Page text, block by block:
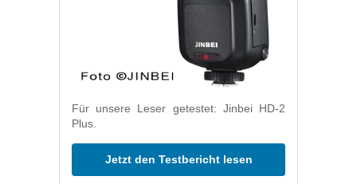
Für unsere Leser getestet: Jinbei HD-2
Plus.
Jetzt den Testbericht lesen